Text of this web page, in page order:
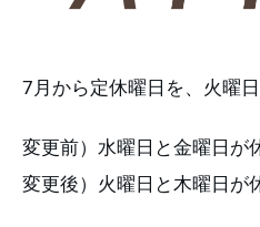
7月から定休曜日を、火曜
変更前）水曜日と金曜日が
変更後）火曜日と木曜日が